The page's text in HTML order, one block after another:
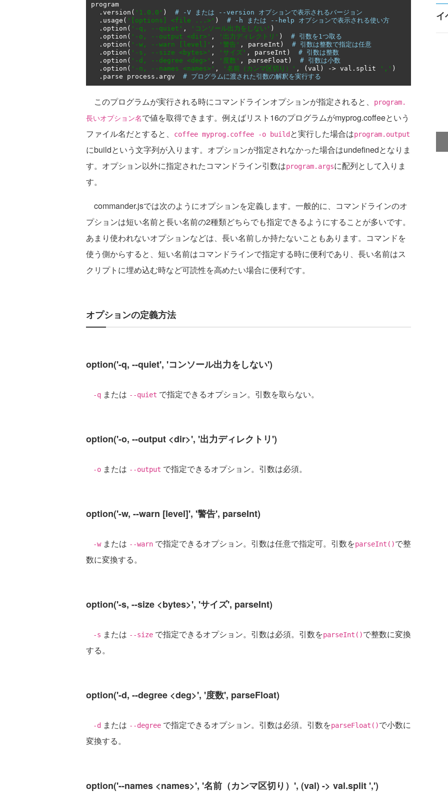
program
. version ( '1.0.0' )
# -V または --version オプションで表示されるバージョン
. usage ( '[options] <file ...>' )
# -h または --help オプションで表示される使い方
. option ( '-q, --quiet' , 'コンソール出力をしない' )
. option ( '-o, --output <dir>' , '出力ディレクトリ' )
# 引数を1つ取る
. option ( '-w, --warn [level]' , '警告' , parseInt )
# 引数は整数で指定は任意
. option ( '-s, --size <bytes>' , 'サイズ' , parseInt )
# 引数は整数
. option ( '-d, --degree <deg>' , '度数' , parseFloat )
# 引数は小数
. option ( '-n, --names <names>' , '名前（カンマ区切り）' , ( val ) -> val . split ',' )
. parse process . argv # プログラムに渡された引数の解釈を実行する
このプログラムが実行される時にコマンドラインオプションが指定されると、
program.
長いオプション名で値を取得できます。例えばリスト16のプログラムがmyprog.coffeeという
ファイル名だとすると、
coffee myprog.coffee -o build と実行した場合はprogram.output
にbuildという文字列が入ります。オプションが指定されなかった場合はundefinedとなりま
す。オプション以外に指定されたコマンドライン引数はprogram.argsに配列として入りま
す。
commander.jsでは次のようにオプションを定義します。一般的に、コマンドラインのオ
プションは短い名前と長い名前の2種類どちらでも指定できるようにすることが多いです。
あまり使われないオプションなどは、長い名前しか持たないこともあります。コマンドを
使う側からすると、短い名前はコマンドラインで指定する時に便利であり、長い名前はス
クリプトに埋め込む時など可読性を高めたい場合に便利です。
オプションの定義方法
option('-q, --quiet', 'コンソール出力をしない')
-q または --quiet で指定できるオプション。引数を取らない。
option('-o, --output <dir>', '出力ディレクトリ')
-o または --output で指定できるオプション。引数は必須。
option('-w, --warn [level]', '警告', parseInt)
-wまたは --warn で指定できるオプション。引数は任意で指定可。引数をparseInt()で整
数に変換する。
option('-s, --size <bytes>', 'サイズ', parseInt)
-s または --size で指定できるオプション。引数は必須。引数をparseInt()で整数に変換
する。
option('-d, --degree <deg>', '度数', parseFloat)
-d または --degree で指定できるオプション。引数は必須。引数をparseFloat()で小数に
変換する。
option('--names <names>', '名前（カンマ区切り）', (val) -> val.split ',')
イ